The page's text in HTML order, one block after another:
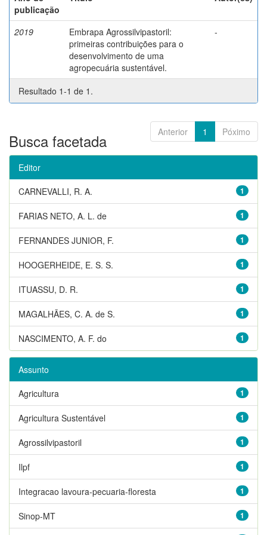
publicação
2019
Embrapa Agrossilvipastoril:
primeiras contribuições para o
desenvolvimento de uma
agropecuária sustentável.
-
Resultado 1-1 de 1.
Anterior 1 Póximo
Busca facetada
Editor
1
CARNEVALLI, R. A.
1
FARIAS NETO, A. L. de
1
FERNANDES JUNIOR, F.
1
HOOGERHEIDE, E. S. S.
1
ITUASSU, D. R.
1
MAGALHÃES, C. A. de S.
1
NASCIMENTO, A. F. do
Assunto
1
Agricultura
1
Agricultura Sustentável
1
Agrossilvipastoril
1
Ilpf
1
Integracao lavoura-pecuaria-floresta
1
Sinop-MT